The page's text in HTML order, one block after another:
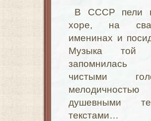
В СССР пели
хоре, на
именинах и
Музыка той
чистыми
душевными
текстами…